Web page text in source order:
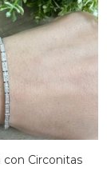
con Circonitas